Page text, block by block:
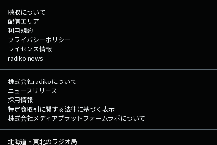
聴取について
配信エリア
利用規約
プライバシーポリシー
ライセンス情報
radiko news
株式会社radikoについて
ニュースリリース
採用情報
特定商取引に関する法律に基づく表示
株式会社メディアプラットフォームラボについて
北海道・東北のラジオ局